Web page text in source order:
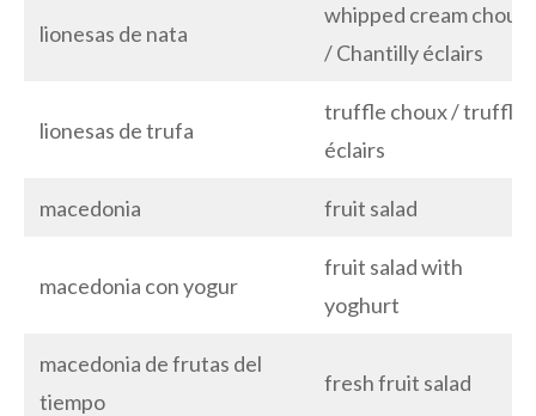
lionesas de nata
whipped cream choux
/ Chantilly éclairs
lionesas de trufa
truffle choux / truffle
éclairs
macedonia fruit salad
macedonia con yogur
fruit salad with
yoghurt
macedonia de frutas del
tiempo
fresh fruit salad